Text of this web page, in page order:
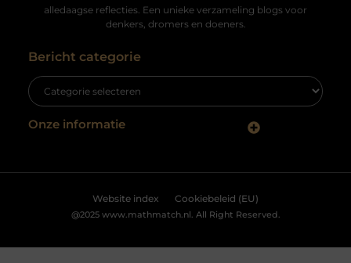
Wij maken gebruik van cookies en vergelijkbare technologieën om
te begrijpen hoe u onze website gebruikt en om uw ervaring te
gebruikt, zoals het aanbieden van gepersonaliseerde advertenties
en het analyseren van het gebruik van onze site. Raadpleeg
cookiebeleidvoor meer informatie.
Bekijk Voorkeuren
Lekker in je eentje op vakantie
Voor sommige mensen is het een nachtmerrie, voor
anderen een zegen: alleen op vakantie. In beide gevallen